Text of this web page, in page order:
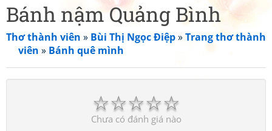
Bánh nậm Quảng Bình
Thơ thành viên » Bùi Thị Ngọc Điệp»Trang thơ thành
viên » Bánh quê mình
☆
☆
☆
☆
☆
Chưa có đánh giá nào